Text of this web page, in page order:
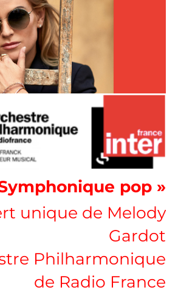
pop »
unique de Melody
Gardot
Philharmonique
de Radio France